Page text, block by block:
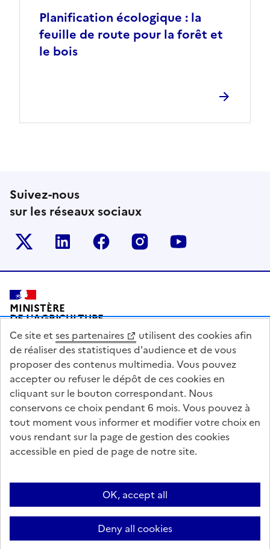
Planification écologique : la
feuille de route pour la forêt et
le bois
Suivez-nous
sur les réseaux sociaux
Le ministère sur Twitter
Le ministère sur LinkedIn
Le ministère sur Facebook
Le ministère sur
Pied de page
MINISTÈRE
DE L'AGRICULTURE
DE L'AGRO-ALIMENTAIRE
ET DE LA SOUVERAINETÉ
ALIMENTAIRE
legifrance.gouv.fr
info.gouv.fr
service-public.gouv.fr
data.gouv.fr
Questions fréquentes / Contacts
Informations publiques
Mentions légales
Archives presse English contents
Cookies
Paramètres d'affichage
Ce site et ses partenaires
utilisent des cookies afin
de réaliser des statistiques d'audience et de vous
proposer des contenus multimedia. Vous pouvez
accepter ou refuser le dépôt de ces cookies en
cliquant sur le bouton correspondant. Nous
conservons ce choix pendant 6 mois. Vous pouvez à
tout moment vous informer et modifier votre choix en
vous rendant sur la page de gestion des cookies
accessible en pied de page de notre site.
OK, accept all
Deny all cookies